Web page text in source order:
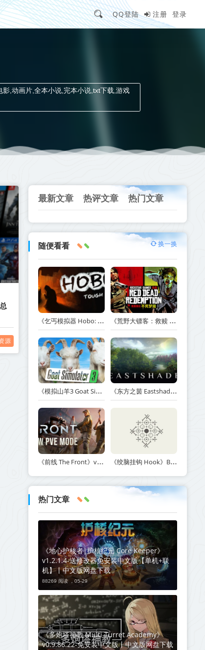
QQ登陆 注册 登录
,动画片,全本小说,完本小说,txt下载,游戏
源
最新文章 热评文章 热门文章
随便看看 换一换
《乞丐模拟器 Hobo: Tough Life》v1.20.010-赠原声带+解锁全人物满级通关存档+多项修改器【单机+联机】丨中文版网盘下载 《荒野大镖客：救赎 Red Dead Redemption》v1.0.42.46611-送修改器丨中文版网盘下载
《模拟山羊3 Goat Simulator 3》v1.2.0.2-全DLC+含重制版【单机+联机】【PC/手机双端】丨中文版网盘下载 《东方之茵 Eastshade》Build.20251455-免安装中文版丨中文版网盘下载
《前线 The Front》v1.5.7丨中文版网盘下载 《绞脑挂钩 Hook》Build.21678887-免安装中文版丨中文版网盘下载
热门文章
《地心护核者|护核纪元 Core Keeper》
v1.2.1.4-送修改器免安装中文版【单机+联
机】丨中文版网盘下载
88269 阅读 ， 05-29
《多炮塔神教 Multi Turret Academy》
v0.9.86.22-免安装中文版丨中文版网盘下载